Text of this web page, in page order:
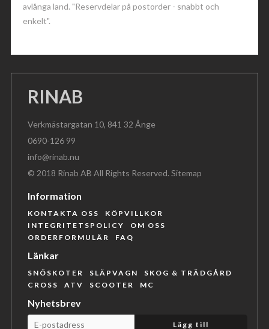
avlånga land. "Reservdelar på postorder - snabbt och
enkelt".
RINAB
Verkmästargatan 10, 841 32 Ånge
0690-126 99
info@rinab.nu
© 2018 Rinab AB All Rights Reserved.Sitemap
Information
KONTAKTA OSS
KÖPVILLKOR
INTEGRITETSPOLICY
OM OSS
ORDERFORMULÄR
FAQ
Länkar
SNÖSKOTER SLÄPVAGN
SKOG & TRÄDGÅRD
CROSS
ATV SCOOTER MC
Nyhetsbrev
Lägg till